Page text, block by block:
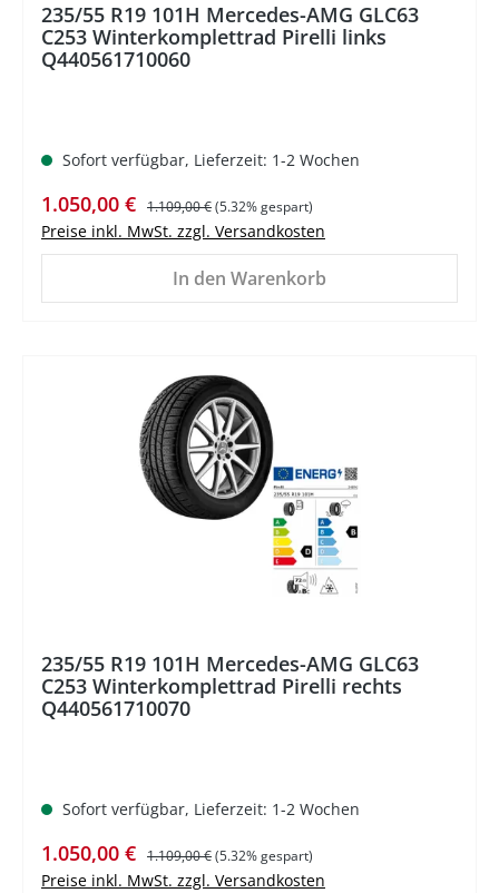
235/55 R19 101H Mercedes-AMG GLC63
C253 Winterkomplettrad Pirelli links
Q440561710060
Sofort verfügbar, Lieferzeit: 1-2 Wochen
Verkaufspreis:
1.050,00 € Regulärer Preis:
1.109,00 €(5.32% gespart)
Preise inkl. MwSt. zzgl. Versandkosten
In den Warenkorb
235/55 R19 101H Mercedes-AMG GLC63
C253 Winterkomplettrad Pirelli rechts
Q440561710070
Sofort verfügbar, Lieferzeit: 1-2 Wochen
Verkaufspreis:
1.050,00 € Regulärer Preis:
1.109,00 €(5.32% gespart)
Preise inkl. MwSt. zzgl. Versandkosten